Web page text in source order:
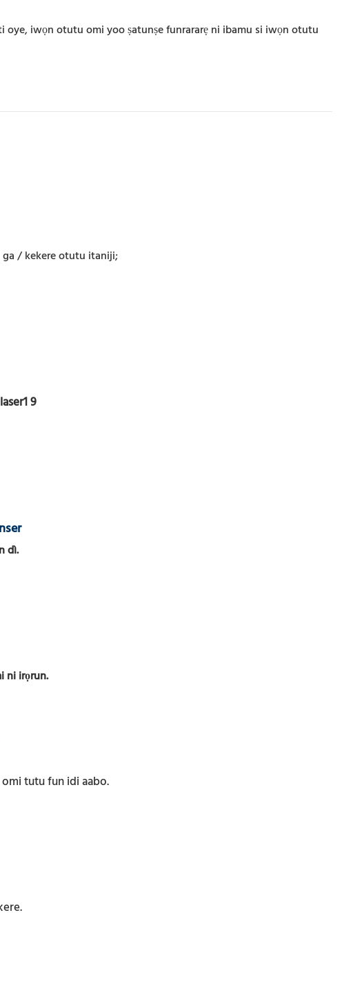
iwọn otutu omi yoo ṣatunṣe funrararẹ ni ibamu si iwọn otutu
ga / kekere otutu itaniji;
dì.
ni irọrun.
tutu fun idi aabo.